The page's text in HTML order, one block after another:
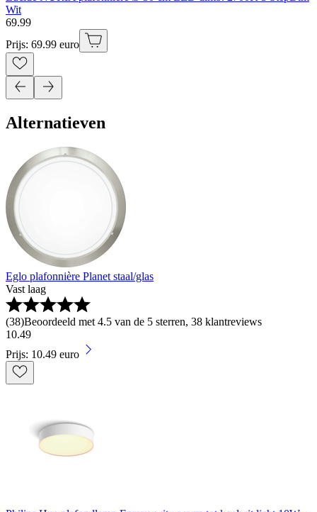
Wit
69.99
Prijs: 69.99 euro
Alternatieven
Eglo plafonnière Planet staal/glas
Vast laag
(38)Beoordeeld met 4.5 van de 5 sterren, 38 klantreviews
10.49
Prijs: 10.49 euro